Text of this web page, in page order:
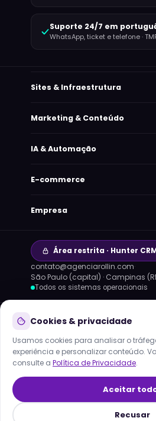
Suporte 24/7 em
WhatsApp, ticket e telefone ·
Sites & Infraestrutura
Marketing & Conteúdo
IA & Automação
E-commerce
Empresa
Área restrita · Hunter
contato@agenciarollin.com·
São Paulo (capital) · Campinas
Todos os sistemas operacionais
TECNOLOGIAS QUE OPERAMOS:
infraestrutura própria ·
© 2013–2026Rollin Serviços
LTDA· Todos os direitos reservados
·Termos·
Exclusão de dados·Mapa do site
Lana
Online agora ·
Cookies & privacidade
Usamos cookies para analisar o
experiência e personalizar conteúdo.
consulte a Política de Privacidade.
Recusar
Aceitar